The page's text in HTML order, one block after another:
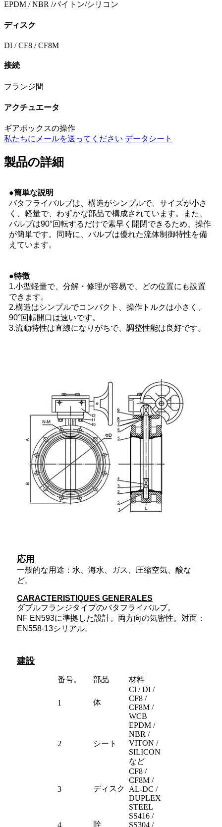
EPDM / NBR /バイトン/シリコン
ディスク
DI / CF8 / CF8M
接続
フランジ間
アクチュエータ
ギアボックスの操作
私たちにメールを送ってください データシート
製品の詳細
●簡単な説明
バタフライバルブは、構造がシンプルで、サイズが小さ
く、軽量で、わずかな部品で構成されています。また、
バルブは90°回転するだけで素早く開閉できるため、操作
が簡単です。同時に、バルブは優れた流体制御特性を備
えています。
●特徴
1.小型軽量で、分解・修理が容易で、どの位置にも設置
できます。
2.構造はシンプルでコンパクト、操作トルクは小さく、
90°回転開口は速いです。
3.流動特性は直線になりがちで、調整性能は良好です。
応用
一般的な用途：水、海水、ガス、圧縮空気、酸な
ど。
CARACTERISTIQUES GENERALES
ダブルフランジタイプのバタフライバルブ。
NF EN593に準拠した設計。両方向の気密性。対面：
EN558-13シリアル。
建設
番号。 部品 材料
1 体
Cl / DI /
CF8 /
CF8M /
WCB
2 シート
EPDM /
NBR /
VITON /
SILICON
など
3 ディスク
CF8 /
CF8M /
AL-DC /
DUPLEX
STEEL
4 幹
SS416 /
SS304 /